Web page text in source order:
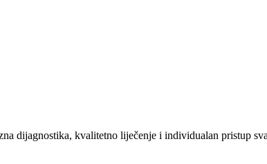
dijagnostika, kvalitetno liječenje i individualan pristup